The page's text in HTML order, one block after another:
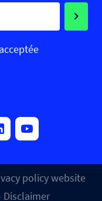
policy website
Disclaimer